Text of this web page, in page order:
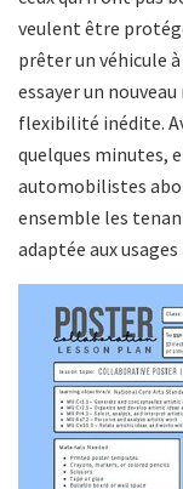
veulent être
prêter un véhicule
essayer un
flexibilité inédite.
quelques minutes,
automobilistes
ensemble les
adaptée aux